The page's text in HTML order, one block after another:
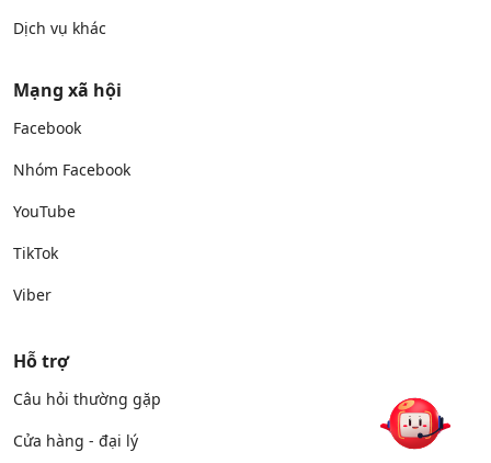
Dịch vụ khác
Mạng xã hội
Facebook
Nhóm Facebook
YouTube
TikTok
Viber
Hỗ trợ
Câu hỏi thường gặp
Cửa hàng - đại lý